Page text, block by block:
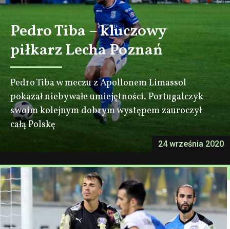
24 września 2020
Pedro Tiba – kluczowy
piłkarz Lecha Poznań
Pedro Tiba w meczu z Apollonem Limassol
pokazał niebywałe umiejętności. Portugalczyk
swoim kolejnym dobrym występem zauroczył
całą Polskę